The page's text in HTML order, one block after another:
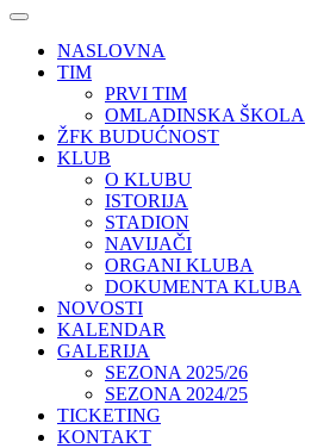
NASLOVNA
TIM
PRVI TIM
OMLADINSKA ŠKOLA
ŽFK BUDUĆNOST
KLUB
O KLUBU
ISTORIJA
STADION
NAVIJAČI
ORGANI KLUBA
DOKUMENTA KLUBA
NOVOSTI
KALENDAR
GALERIJA
SEZONA 2025/26
SEZONA 2024/25
TICKETING
KONTAKT